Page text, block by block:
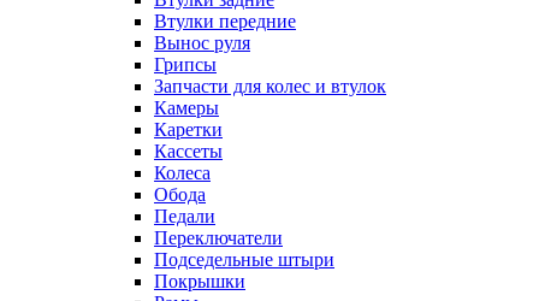
Втулки передние
Вынос руля
Грипсы
Запчасти для колес и втулок
Камеры
Каретки
Кассеты
Колеса
Обода
Педали
Переключатели
Подседельные штыри
Покрышки